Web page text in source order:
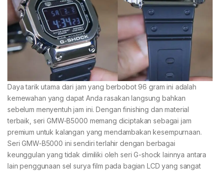
Daya tarik utama dari jam yang berbobot 96 gram ini adalah
kemewahan yang dapat Anda rasakan langsung bahkan
sebelum menyentuh jam ini. Dengan finishing dan material
terbaik, seri GMW-B5000 memang diciptakan sebagai jam
premium untuk kalangan yang mendambakan kesempurnaan.
Seri GMW-B5000 ini sendiri terlahir dengan berbagai
keunggulan yang tidak dimiliki oleh seri G-shock lainnya antara
lain penggunaan sel surya film pada bagian LCD yang sangat